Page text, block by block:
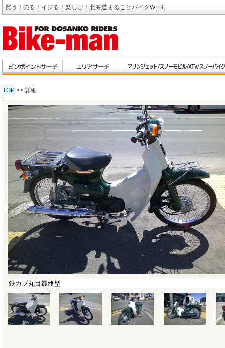
買う！売る！イジる！楽しむ！北海道まるごとバイクWEB。
TOP >> 詳細